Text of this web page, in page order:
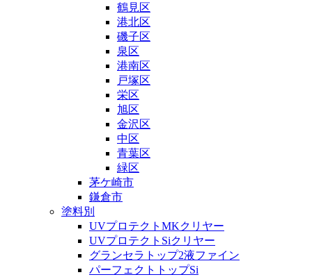
鶴見区
港北区
磯子区
泉区
港南区
戸塚区
栄区
旭区
金沢区
中区
青葉区
緑区
茅ケ崎市
鎌倉市
塗料別
UVプロテクトMKクリヤー
UVプロテクトSiクリヤー
グランセラトップ2液ファイン
パーフェクトトップSi